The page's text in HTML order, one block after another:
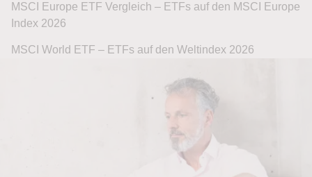
MSCI Europe ETF Vergleich – ETFs auf den MSCI Europe
Index 2026
MSCI World ETF – ETFs auf den Weltindex 2026